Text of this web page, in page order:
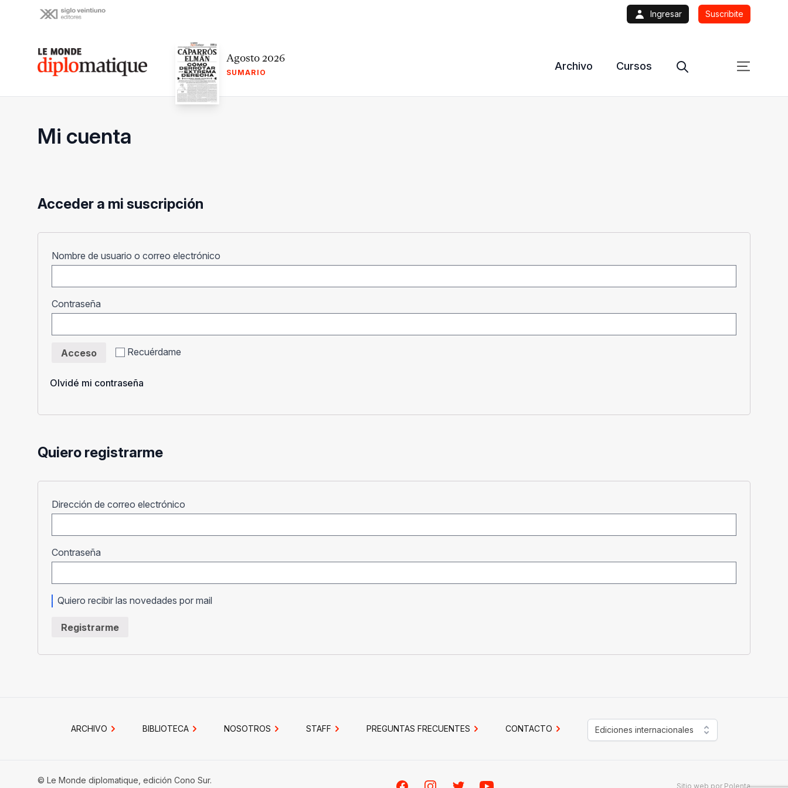
Ingresar Suscribite
Le monde diplomatique Agosto 2026
SUMARIO
Archivo Cursos
Mi cuenta
Acceder a mi suscripción
Nombre de usuario o correo electrónico
Contraseña
Recuérdame
Acceso
Olvidé mi contraseña
Quiero registrarme
Dirección de correo electrónico
Contraseña
Quiero recibir las novedades por mail
Registrarme
ARCHIVO BIBLIOTECA NOSOTROS STAFF PREGUNTAS FRECUENTES CONTACTO Ediciones internacionales
© Le Monde diplomatique, edición Cono Sur.
Sitio web por Polenta